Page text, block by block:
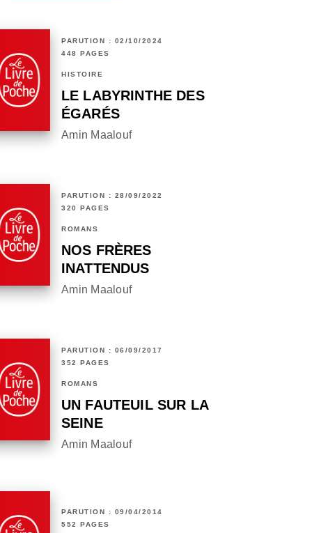
PARUTION : 02/10/2024
448 PAGES
HISTOIRE
LE LABYRINTHE DES
ÉGARÉS
Amin Maalouf
PARUTION : 28/09/2022
320 PAGES
ROMANS
NOS FRÈRES
INATTENDUS
Amin Maalouf
PARUTION : 06/09/2017
352 PAGES
ROMANS
UN FAUTEUIL SUR LA
SEINE
Amin Maalouf
PARUTION : 09/04/2014
552 PAGES